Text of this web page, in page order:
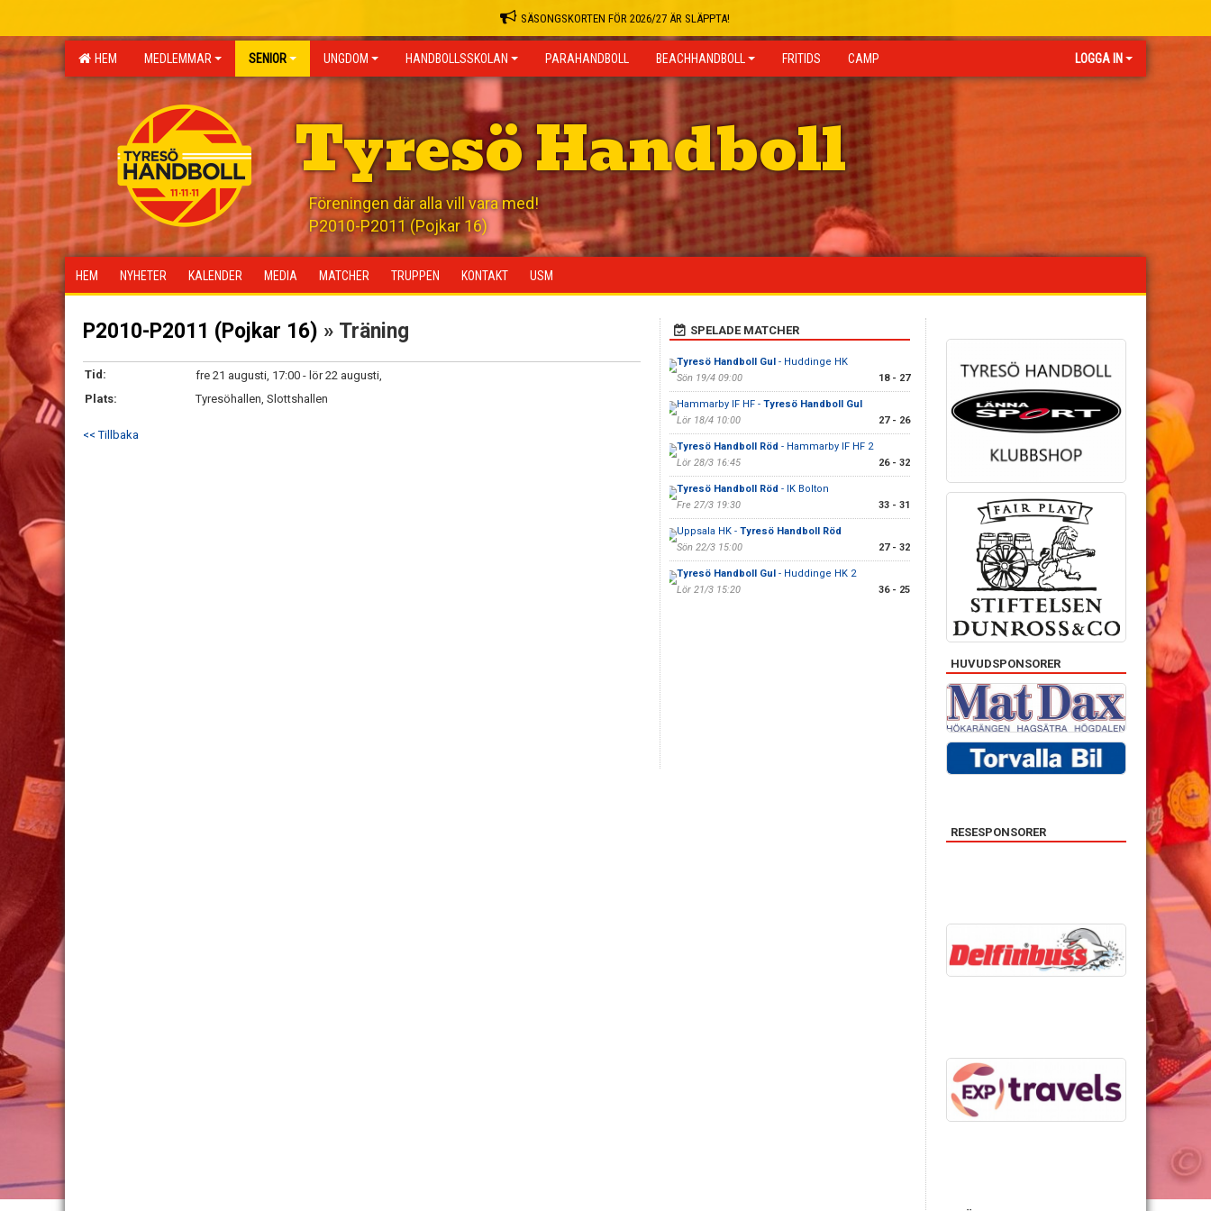
SÄSONGSKORTEN FÖR 2026/27 ÄR SLÄPPTA!
HEM MEDLEMMAR SENIOR UNGDOM HANDBOLLSSKOLAN PARAHANDBOLL BEACHHANDBOLL FRITIDS CAMP LOGGA IN
Tyresö Handboll
Föreningen där alla vill vara med!
P2010-P2011 (Pojkar 16)
HEM NYHETER KALENDER MEDIA MATCHER TRUPPEN KONTAKT USM
P2010-P2011 (Pojkar 16) » Träning
Tid:
fre 21 augusti, 17:00 - lör 22 augusti,
Plats:
Tyresöhallen, Slottshallen
<< Tillbaka
SPELADE MATCHER
Tyresö Handboll Gul- Huddinge HK
Sön 19/4 09:00
18 - 27
Hammarby IF HF - Tyresö Handboll Gul
Lör 18/4 10:00
27 - 26
Tyresö Handboll Röd - Hammarby IF HF 2
Lör 28/3 16:45
26 - 32
Tyresö Handboll Röd - IK Bolton
Fre 27/3 19:30
33 - 31
Uppsala HK - Tyresö Handboll Röd
Sön 22/3 15:00
27 - 32
Tyresö Handboll Gul- Huddinge HK 2
Lör 21/3 15:20
36 - 25
HUVUDSPONSORER
RESESPONSORER